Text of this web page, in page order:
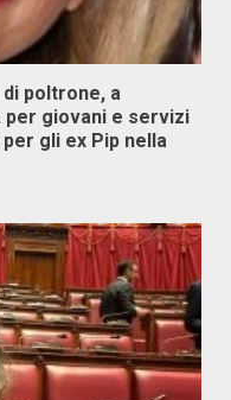
di poltrone, a
per giovani e servizi
gli ex Pip nella